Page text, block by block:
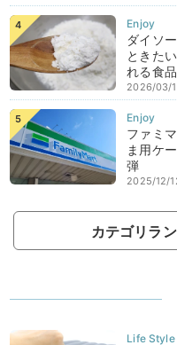
ダイソ
ときた
れる食品
2026/03/
ファミ
ま用ケ
弾
2025/12/
カテゴリラ